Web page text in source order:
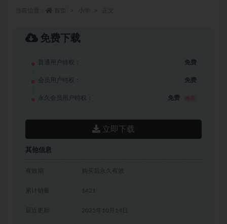
免费下载
普通用户特权： 免费
会员用户特权： 免费
永久会员用户特权： 免费
立即下载
其他信息
有效期 购买后永久有效
累计销量 1421
2025年10月14日